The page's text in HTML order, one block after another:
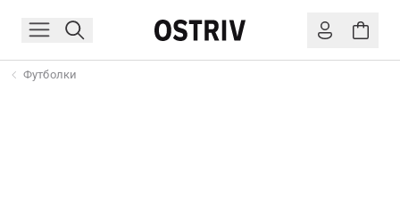
Футболки